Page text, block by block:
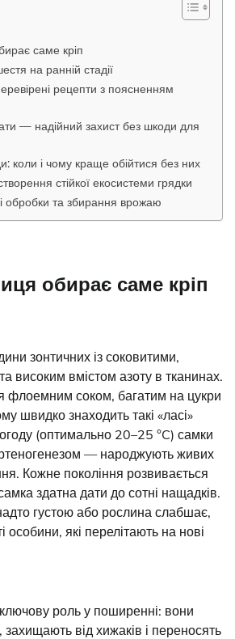
саме кріп
на ранній стадії
рецепти з поясненням
— надійний захист без шкоди для
коли і чому краще обійтися без них
стійкої екосистеми грядки
обробки та збирання врожаю
обирає саме кріп
зонтичних із соковитими,
високим вмістом азоту в тканинах.
флоемним соком, багатим на цукри
швидко знаходить такі «ласі»
(оптимально 20–25 °C) самки
— народжують живих
Кожне покоління розвивається
здатна дати до сотні нащадків.
густою або рослина слабшає,
особини, які перелітають на нові
роль у поширенні: вони
від хижаків і переносять